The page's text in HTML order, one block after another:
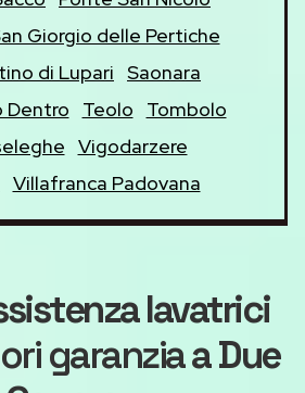
Giorgio delle Pertiche
di Lupari Saonara
Dentro
Teolo
Tombolo
Vigodarzere
Villafranca Padovana
lavatrici
garanziaa Due